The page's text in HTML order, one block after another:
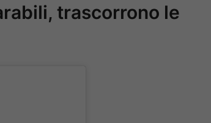
trascorrono le